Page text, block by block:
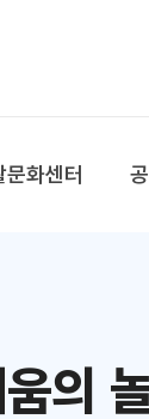
문화센터
의